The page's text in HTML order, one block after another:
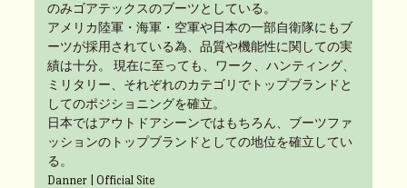
のみゴアテックスのブーツとしている。
アメリカ陸軍・海軍・空軍や日本の一部自衛隊にもブ
ーツが採用されている為、品質や機能性に関しての実
績は十分。 現在に至っても、ワーク、ハンティング、
ミリタリー、それぞれのカテゴリでトップブランドと
してのポジショニングを確立。
日本ではアウトドアシーンではもちろん、ブーツファ
ッションのトップブランドとしての地位を確立してい
る。
Danner | Official Site